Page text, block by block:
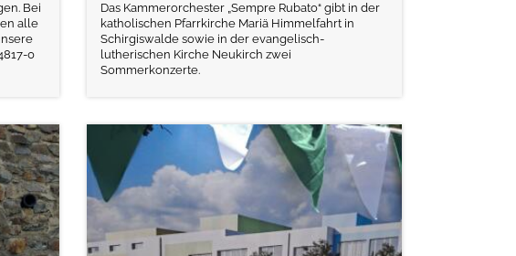
Bei
alle
0
Das Kammerorchester „Sempre Rubato“ gibt in der
katholischen Pfarrkirche Mariä Himmelfahrt in
Schirgiswalde sowie in der evangelisch-
lutherischen Kirche Neukirch zwei
Sommerkonzerte.
weiterlesen